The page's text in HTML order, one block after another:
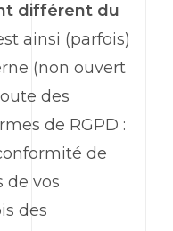
différent du
ainsi (parfois)
(non ouvert
des
de RGPD :
de
de vos
des